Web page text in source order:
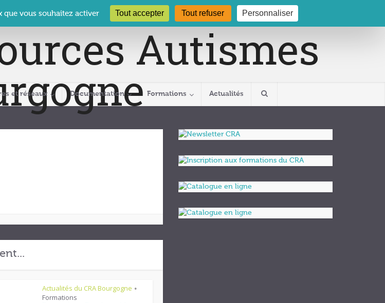
19-21 rue Coty – 21 000 DIJON cra@crabourgogne.org 03 80 29 54 19
et réseaux Documentation Formations Actualités
Actualités du CRA Bourgogne •
Formations
que vous souhaitez activer Tout accepter Tout refuser Personnaliser